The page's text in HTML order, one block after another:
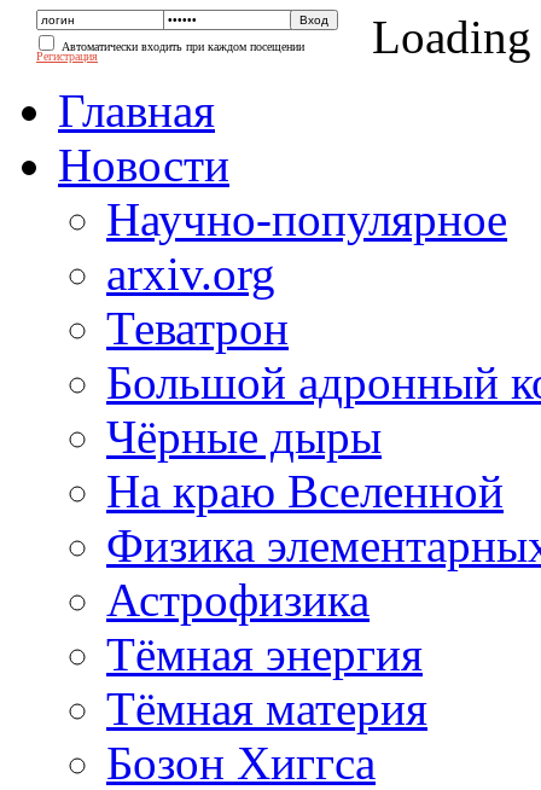
Автоматически входить при каждом посещении
Регистрация
Loading
Главная
Новости
Научно-популярное
arxiv.org
Теватрон
Большой адронный
Чёрные дыры
На краю Вселенной
Физика
Астрофизика
Тёмная энергия
Тёмная материя
Бозон Хиггса